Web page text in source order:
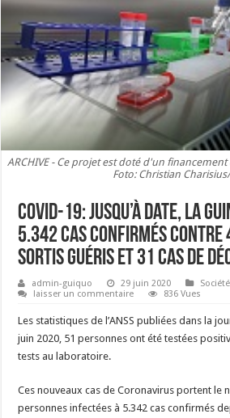
ARCHIVE - Ce projet est doté d'un
Foto: Christian
COVID-19: jusqu’à date, la
5.342 cas confirmés contre
sortis guéris et 31 cas de
admin-guiquo 29 juin 2020
Société
laisser un commentaire
836 Vues
Les statistiques de l’ANSS publiées dans la
juin 2020, 51 personnes ont été testées
tests au laboratoire.
Ces nouveaux cas de Coronavirus portent le
personnes infectées à 5.342 cas confirmés